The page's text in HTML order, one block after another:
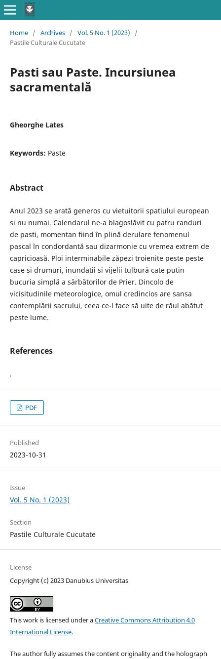
Home / Archives / Vol. 5 No. 1 (2023)
/
Pastile Culturale Cucutate
Pasti sau Paste. Incursiunea
sacramentală
Gheorghe Lates
Keywords: Paste
Abstract
Anul 2023 se arată generos cu vietuitorii spatiului european
si nu numai. Calendarul ne-a blagoslăvit cu patru randuri
de pasti, momentan fiind în plină derulare fenomenul
pascal în condordantă sau dizarmonie cu vremea extrem de
capricioasă. Ploi interminabile zăpezi troienite peste peste
case si drumuri, inundatii si vijelii tulbură cate putin
bucuria simplă a sărbătorilor de Prier. Dincolo de
vicisitudinile meteorologice, omul credincios are sansa
contemplării sacrului, ceea ce-l face să uite de răul abătut
peste lume.
References
.
PDF
Published
2023-10-31
Issue
Vol. 5 No. 1 (2023)
Section
Pastile Culturale Cucutate
License
Copyright (c) 2023 Danubius Universitas
This work is licensed under aCreative Commons Attribution 4.0
International License.
The author fully assumes the content originality and the holograph